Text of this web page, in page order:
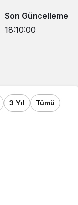
Son Güncelleme
18:10:00
3 Yıl Tümü